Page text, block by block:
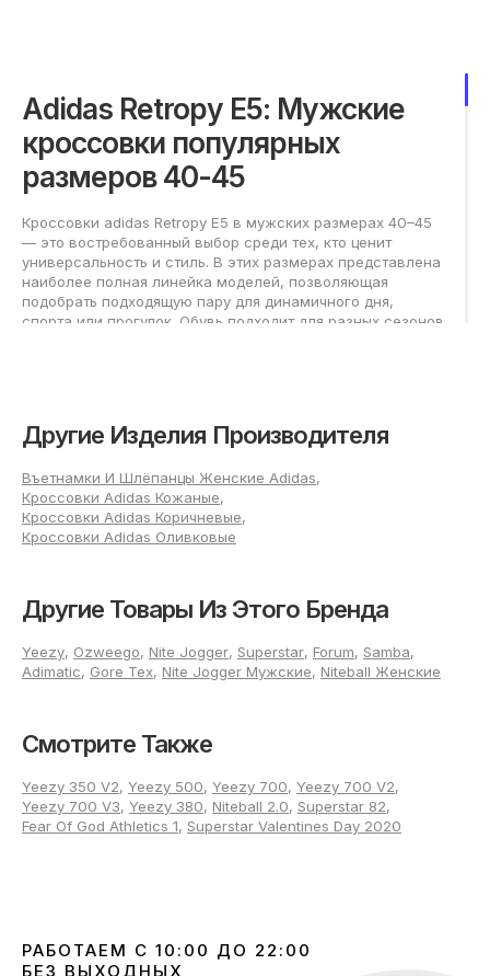
Adidas Retropy E5: Мужские
кроссовки популярных
размеров 40-45
Кроссовки adidas Retropy E5 в мужских размерах 40–45
— это востребованный выбор среди тех, кто ценит
универсальность и стиль. В этих размерах представлена
наиболее полная линейка моделей, позволяющая
подобрать подходящую пару для динамичного дня,
спорта или прогулок. Обувь подходит для разных сезонов
Рекомендации: как выбрать
adidas Retropy E5 в мужских
размерах 40-45?
Для успешного выбора кроссовок adidas Retropy E5
из двух стоп, а при определении длины добавлять
небольшой запас в районе 2–5 мм. При выборе модели с
и подъём. Мягкие варианты могут чуть растягиваться в
области ширины, а синтетические решения сохраняют
В процессе примерки обратите внимание, чтобы пальцы
уверенно, а сам кроссовок не сжимал стопу сбоку и
сверху. Подобная посадка обеспечит комфорт вне
зависимости от типа активности или продолжительности
магазине Footers?
Другие Изделия Производителя
Въетнамки И Шлёпанцы Женские Adidas,
Кроссовки Adidas Кожаные,
Кроссовки Adidas Коричневые,
Кроссовки Adidas Оливковые
Другие Товары Из Этого Бренда
Yeezy, Ozweego, Nite Jogger, Superstar, Forum, Samba,
Adimatic, Gore Tex, Nite Jogger Мужские, Niteball Женские
Смотрите Также
Yeezy 350 V2, Yeezy 500, Yeezy 700, Yeezy 700 V2,
Yeezy 700 V3, Yeezy 380, Niteball 2.0, Superstar 82,
Fear Of God Athletics 1, Superstar Valentines Day 2020
РАБОТАЕМ С 10:00 ДО 22:00
БЕЗ ВЫХОДНЫХ